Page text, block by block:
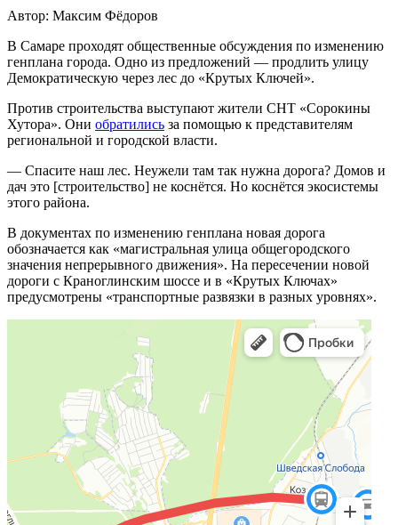
Автор: Максим Фёдоров
В Самаре проходят общественные обсуждения по изменению
генплана города. Одно из предложений — продлить улицу
Демократическую через лес до «Крутых Ключей».
Против строительства выступают жители СНТ «Сорокины
Хутора». Они обратились за помощью к представителям
региональной и городской власти.
— Спасите наш лес. Неужели там так нужна дорога? Домов и
дач это [строительство] не коснётся. Но коснётся экосистемы
этого района.
В документах по изменению генплана новая дорога
обозначается как «магистральная улица общегородского
значения непрерывного движения». На пересечении новой
дороги с Краноглинским шоссе и в «Крутых Ключах»
предусмотрены «транспортные развязки в разных уровнях».